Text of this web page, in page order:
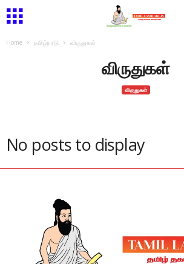
Home தமிழ்நாடு விருதுகள்
விருதுகள்
விருதுகள்
No posts to display